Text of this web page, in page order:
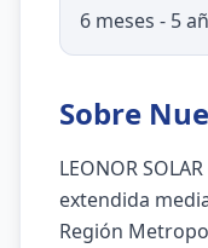
6 meses - 5
Sobre
LEONOR
extendida
Región